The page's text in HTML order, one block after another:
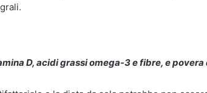
D, acidi grassi omega-3 e fibre, e